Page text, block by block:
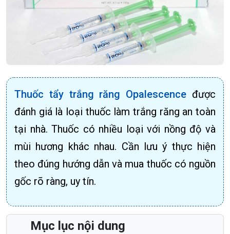
Thuốc tẩy trắng răng Opalescence được
đánh giá là loại thuốc làm trắng răng an toàn
tại nhà. Thuốc có nhiều loại với nồng độ và
mùi hương khác nhau. Cần lưu ý thực hiện
theo đúng hướng dẫn và mua thuốc có nguồn
gốc rõ ràng, uy tín.
Mục lục nội dung